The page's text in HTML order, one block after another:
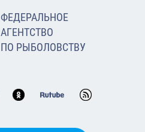
ФЕДЕРАЛЬНОЕ
АГЕНТСТВО
ПО РЫБОЛОВСТВУ